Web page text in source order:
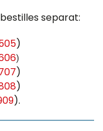
separat:
)
)
)
)
).